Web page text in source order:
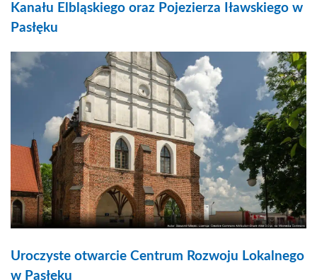
Kanału Elbląskiego oraz Pojezierza Iławskiego w
Pasłęku
Uroczyste otwarcie Centrum Rozwoju Lokalnego
w Pasłęku